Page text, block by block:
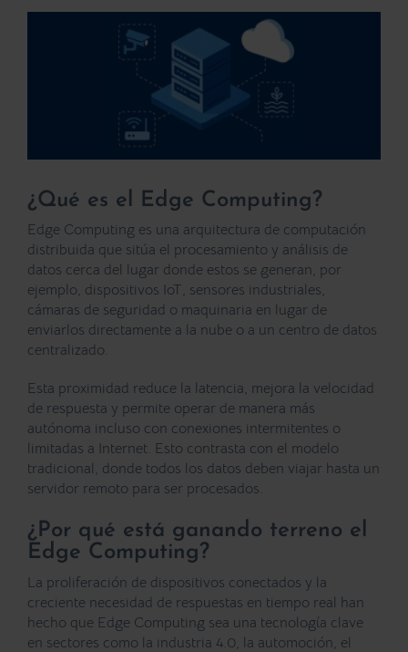
¿Qué es el Edge Computing?
Edge Computing es una arquitectura de computación
distribuida que sitúa el procesamiento y análisis de
datos cerca del lugar donde estos se generan, por
ejemplo, dispositivos IoT, sensores industriales,
cámaras de seguridad o maquinaria en lugar de
enviarlos directamente a la nube o a un centro de datos
centralizado.
Esta proximidad reduce la latencia, mejora la velocidad
de respuesta y permite operar de manera más
autónoma incluso con conexiones intermitentes o
limitadas a Internet. Esto contrasta con el modelo
tradicional, donde todos los datos deben viajar hasta un
servidor remoto para ser procesados.
¿Por qué está ganando terreno el
Edge Computing?
La proliferación de dispositivos conectados y la
creciente necesidad de respuestas en tiempo real han
hecho que Edge Computing sea una tecnología clave
en sectores como la industria 4.0, la automoción, el